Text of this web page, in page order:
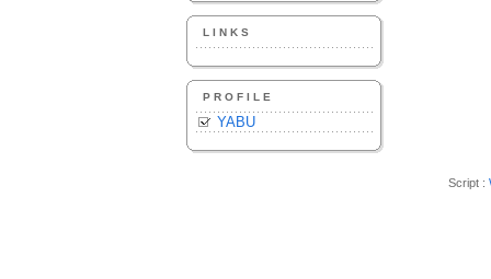
LINKS
PROFILE
YABU
Script :